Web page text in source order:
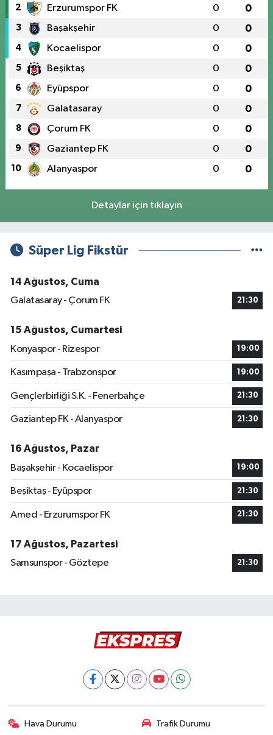
2 Erzurumspor FK 0 0
3 Başakşehir 0 0
4 Kocaelispor 0 0
5 Beşiktaş 0 0
6 Eyüpspor 0 0
7 Galatasaray 0 0
8 Çorum FK 0 0
9 Gaziantep FK 0 0
10 Alanyaspor 0 0
Detaylar için tıklayın
Süper Lig Fikstür
14 Ağustos, Cuma
Galatasaray - Çorum FK
21:30
15 Ağustos, Cumartesi
Konyaspor - Rizespor
19:00
Kasımpaşa - Trabzonspor 19:00
Gençlerbirliği S.K. - Fenerbahçe 21:30
Gaziantep FK - Alanyaspor 21:30
16 Ağustos, Pazar
Başakşehir - Kocaelispor
19:00
Beşiktaş - Eyüpspor 21:30
Amed - Erzurumspor FK 21:30
17 Ağustos, Pazartesi
Samsunspor - Göztepe
21:30
Hava Durumu Trafik Durumu